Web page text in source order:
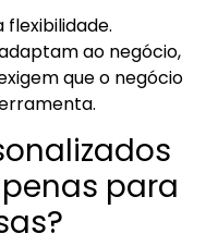
ao negócio,
que o negócio
para